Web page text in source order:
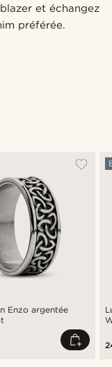
et échangez
préférée.
Enzo argentée